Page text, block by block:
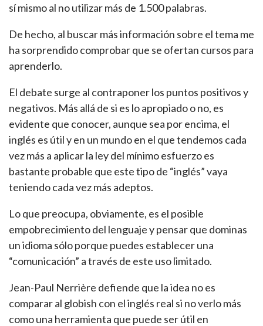
sí mismo al no utilizar más de 1.500 palabras.
De hecho, al buscar más información sobre el tema me
ha sorprendido comprobar que se ofertan cursos para
aprenderlo.
El debate surge al contraponer los puntos positivos y
negativos. Más allá de si es lo apropiado o no, es
evidente que conocer, aunque sea por encima, el
inglés es útil y en un mundo en el que tendemos cada
vez más a aplicar la ley del mínimo esfuerzo es
bastante probable que este tipo de “inglés” vaya
teniendo cada vez más adeptos.
Lo que preocupa, obviamente, es el posible
empobrecimiento del lenguaje y pensar que dominas
un idioma sólo porque puedes establecer una
“comunicación” a través de este uso limitado.
Jean-Paul Nerrière defiende que la idea no es
comparar al globish con el inglés real si no verlo más
como una herramienta que puede ser útil en